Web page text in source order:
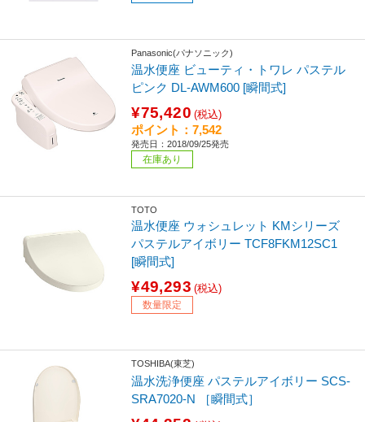
Panasonic(パナソニック)
温水便座 ビューティ・トワレ パステル
ピンク DL-AWM600 [瞬間式]
¥75,420 (税込)
ポイント：7,542
発売日：2018/09/25発売
在庫あり
TOTO
温水便座 ウォシュレット KMシリーズ
パステルアイボリー TCF8FKM12SC1
[瞬間式]
¥49,293 (税込)
数量限定
TOSHIBA(東芝)
温水洗浄便座 パステルアイボリー SCS-
SRA7020-N ［瞬間式］